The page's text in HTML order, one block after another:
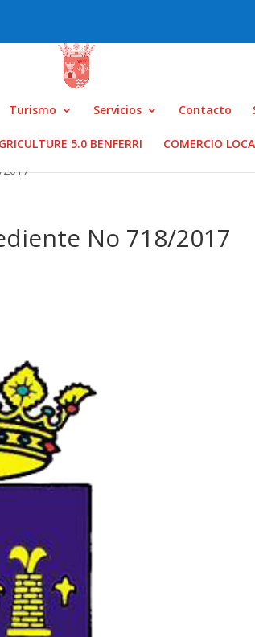
Turismo Servicios Contacto
5.0 BENFERRI
COMERCIO
No 718/2017